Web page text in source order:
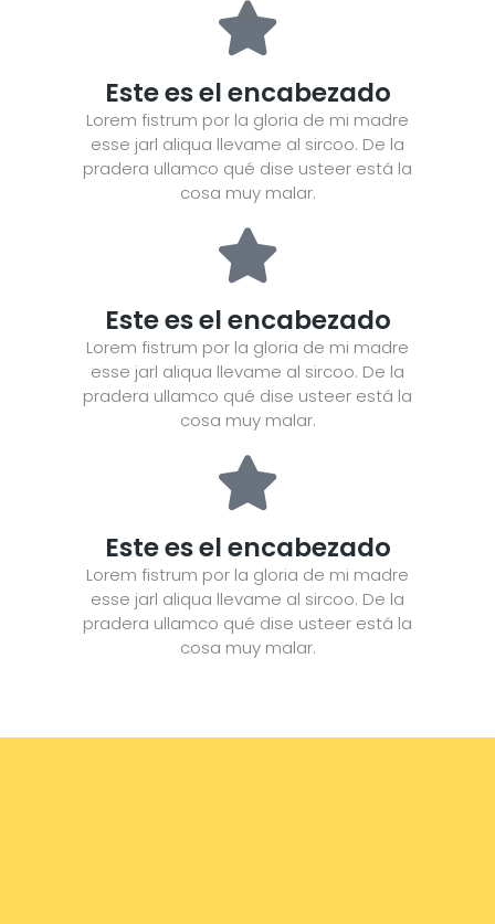
Este es el encabezado
Lorem fistrum por la gloria de mi madre
esse jarl aliqua llevame al sircoo. De la
pradera ullamco qué dise usteer está la
cosa muy malar.
Este es el encabezado
Lorem fistrum por la gloria de mi madre
esse jarl aliqua llevame al sircoo. De la
pradera ullamco qué dise usteer está la
cosa muy malar.
Este es el encabezado
Lorem fistrum por la gloria de mi madre
esse jarl aliqua llevame al sircoo. De la
pradera ullamco qué dise usteer está la
cosa muy malar.